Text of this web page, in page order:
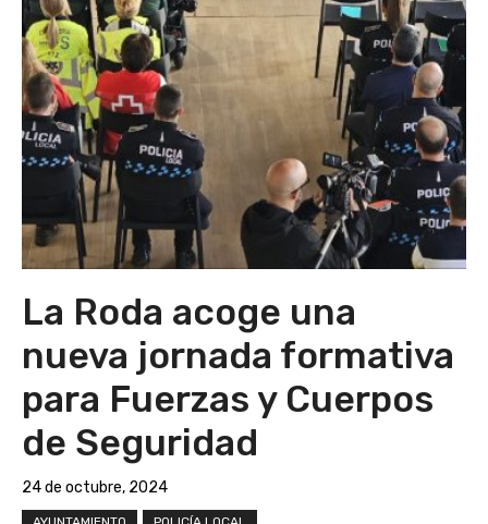
La Roda acoge una
nueva jornada formativa
para Fuerzas y Cuerpos
de Seguridad
24 de octubre, 2024